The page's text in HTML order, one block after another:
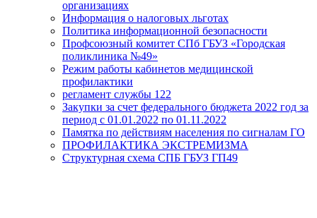
организациях
Информация о налоговых льготах
Политика информационной безопасности
Профсоюзный комитет СПб ГБУЗ «Городская
поликлиника №49»
Режим работы кабинетов медицинской
профилактики
регламент службы 122
Закупки за счет федерального бюджета 2022 год за
период с 01.01.2022 по 01.11.2022
Памятка по действиям населения по сигналам ГО
ПРОФИЛАКТИКА ЭКСТРЕМИЗМА
Структурная схема СПБ ГБУЗ ГП49